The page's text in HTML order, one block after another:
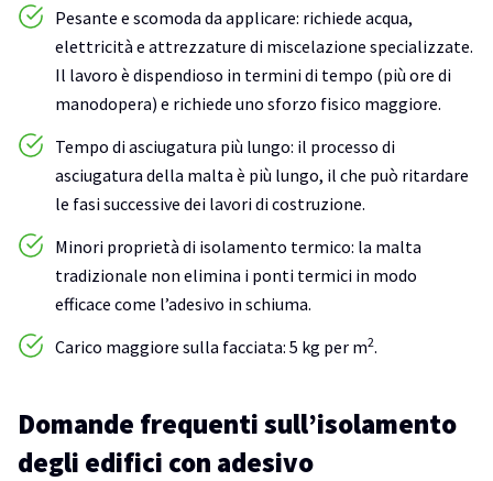
Pesante e scomoda da applicare: richiede acqua,
elettricità e attrezzature di miscelazione specializzate.
Il lavoro è dispendioso in termini di tempo (più ore di
manodopera) e richiede uno sforzo fisico maggiore.
Tempo di asciugatura più lungo: il processo di
asciugatura della malta è più lungo, il che può ritardare
le fasi successive dei lavori di costruzione.
Minori proprietà di isolamento termico: la malta
tradizionale non elimina i ponti termici in modo
efficace come l’adesivo in schiuma.
Carico maggiore sulla facciata: 5 kg per m2.
Domande frequenti sull’isolamento
degli edifici con adesivo